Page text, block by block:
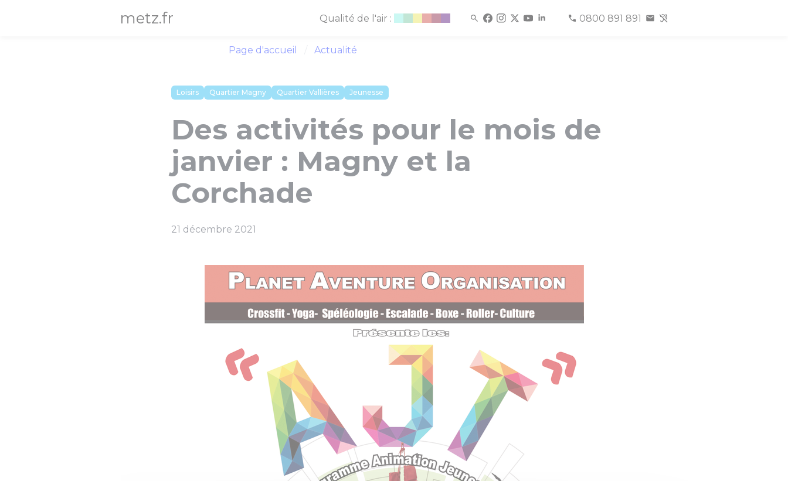
metz.fr Qualité de l'air : 0800 891 891
Page d'accueil Actualité
Loisirs Quartier Magny Quartier Vallières Jeunesse
Des activités pour le mois de
janvier : Magny et la
Corchade
21 décembre 2021